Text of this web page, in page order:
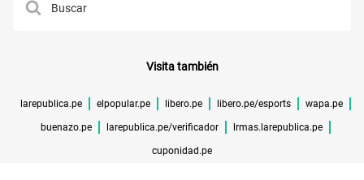
Visita también
larepublica.pe elpopular.pe libero.pe libero.pe/esports wapa.pe
buenazo.pe larepublica.pe/verificador lrmas.larepublica.pe
cuponidad.pe